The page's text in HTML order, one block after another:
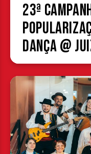
23ª
Dança @